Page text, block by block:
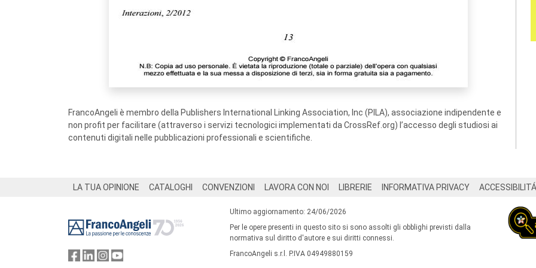
FrancoAngeli è membro della Publishers International Linking Association, Inc (PILA), associazione indipendente e
non profit per facilitare (attraverso i servizi tecnologici implementati da CrossRef.org) l’accesso degli studiosi ai
contenuti digitali nelle pubblicazioni professionali e scientifiche.
LA TUA OPINIONE CATALOGHI CONVENZIONI LAVORA CON NOI LIBRERIE INFORMATIVA PRIVACY ACCESSIBILITÁ
Ultimo aggiornamento: 24/06/2026
Per le opere presenti in questo sito si sono assolti gli obblighi previsti dalla
normativa sul diritto d'autore e sui diritti connessi.
FrancoAngeli s.r.l. P.IVA 04949880159